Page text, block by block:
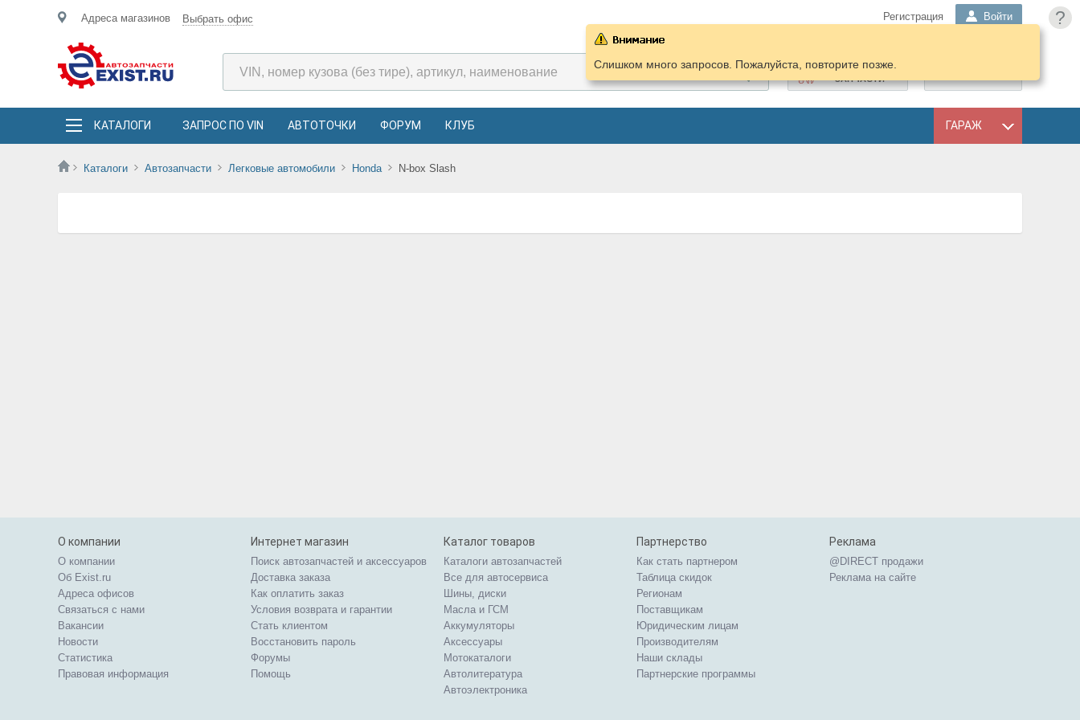
?
Адреса магазинов Выбрать офис Регистрация Войти
ПОДОБРАТЬ
ЗАПЧАСТИ
КАТАЛОГИ ЗАПРОС ПО VIN АВТОТОЧКИ ФОРУМ КЛУБ ГАРАЖ
Каталоги Автозапчасти Легковые автомобили Honda N-box Slash
Слишком много запросов. Пожалуйста, повторите позже.
О компании
О компании
Об Exist.ru
Адреса офисов
Связаться с нами
Вакансии
Новости
Статистика
Правовая информация
Интернет магазин
Поиск автозапчастей и аксессуаров
Доставка заказа
Как оплатить заказ
Условия возврата и гарантии
Стать клиентом
Восстановить пароль
Форумы
Помощь
Каталог товаров
Каталоги автозапчастей
Все для автосервиса
Шины, диски
Масла и ГСМ
Аккумуляторы
Аксессуары
Мотокаталоги
Автолитература
Автоэлектроника
Партнерство
Как стать партнером
Таблица скидок
Регионам
Поставщикам
Юридическим лицам
Производителям
Наши склады
Партнерские программы
Реклама
@DIRECT продажи
Реклама на сайте